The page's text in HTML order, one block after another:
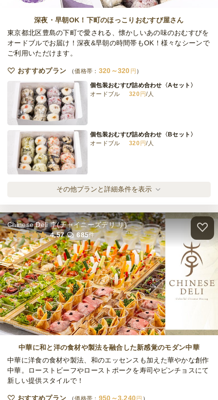
全てのプランを見る（5件）
オードブル
締切 2日前12時
最低ご注文金額 15,000円
深夜・早朝OK！下町のほっこりおむすび屋さん
東京都北区豊島の下町で愛される、懐かしいあの味のおむすびを
オードブルでお届け！深夜&早朝の時間帯もOK！様々なシーンで
ご利用いただけます。
おすすめプラン 価格帯： 320～320 円
個包装おむすび詰め合わせ〈Aセット〉
オードブル
320円/人
個包装おむすび詰め合わせ〈Bセット〉
オードブル
320 円/人
全てのプランを見る（2件）
締切 1日前12時
最低ご注文金額 15,000円
その他プランと詳細条件を表示
Chinese Deli 李(チャイニーズデリ リ)
4.57
685件
中華に和と洋の食材や製法を融合した新感覚のモダン中華
中華に洋食の食材や製法、和のエッセンスも加えた華やかな創作
中華。ローストビーフやローストポークを寿司やピンチョスにて
新しい提供スタイルで！
おすすめプラン 価格帯： 950～3,240 円